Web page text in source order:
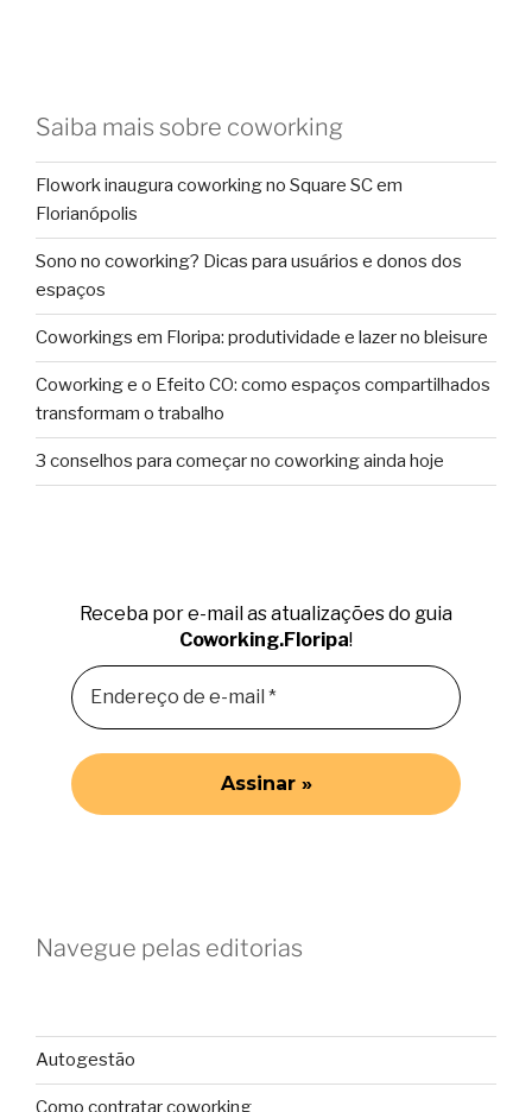
Saiba mais sobre coworking
Flowork inaugura coworking no Square SC em
Florianópolis
Sono no coworking? Dicas para usuários e donos dos
espaços
Coworkings em Floripa: produtividade e lazer no bleisure
Coworking e o Efeito CO: como espaços compartilhados
transformam o trabalho
3 conselhos para começar no coworking ainda hoje
Receba por e-mail as atualizações do guia
Coworking.Floripa!
Navegue pelas editorias
Autogestão
Como contratar coworking